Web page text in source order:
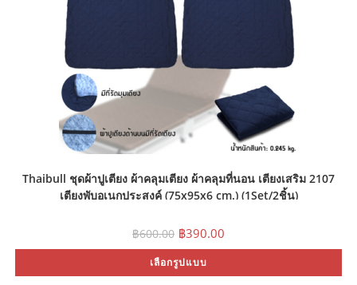
Thaibull ชุดผ้าปูเตียง ผ้าคลุมเตียง ผ้าคลุมที่นอน เตียงเสริม 2107
เตียงพับอเนกประสงค์ (75x95x6 cm.) (1Set/2ชิ้น)
฿600.00 Original
price
was:
฿600.00.
฿390.00
is:
เลือกรูปแบบ